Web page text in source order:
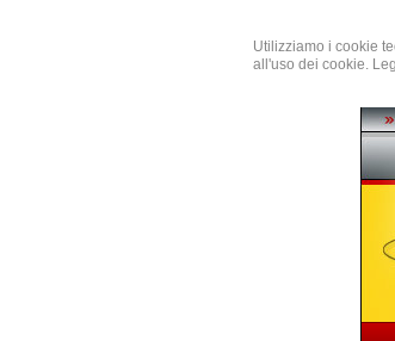
Utilizziamo i cookie
all'uso dei cookie.